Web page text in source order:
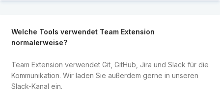
Welche Tools verwendet Team Extension
normalerweise?
Team Extension verwendet Git, GitHub, Jira und Slack für die
Kommunikation. Wir laden Sie außerdem gerne in unseren
Slack-Kanal ein.